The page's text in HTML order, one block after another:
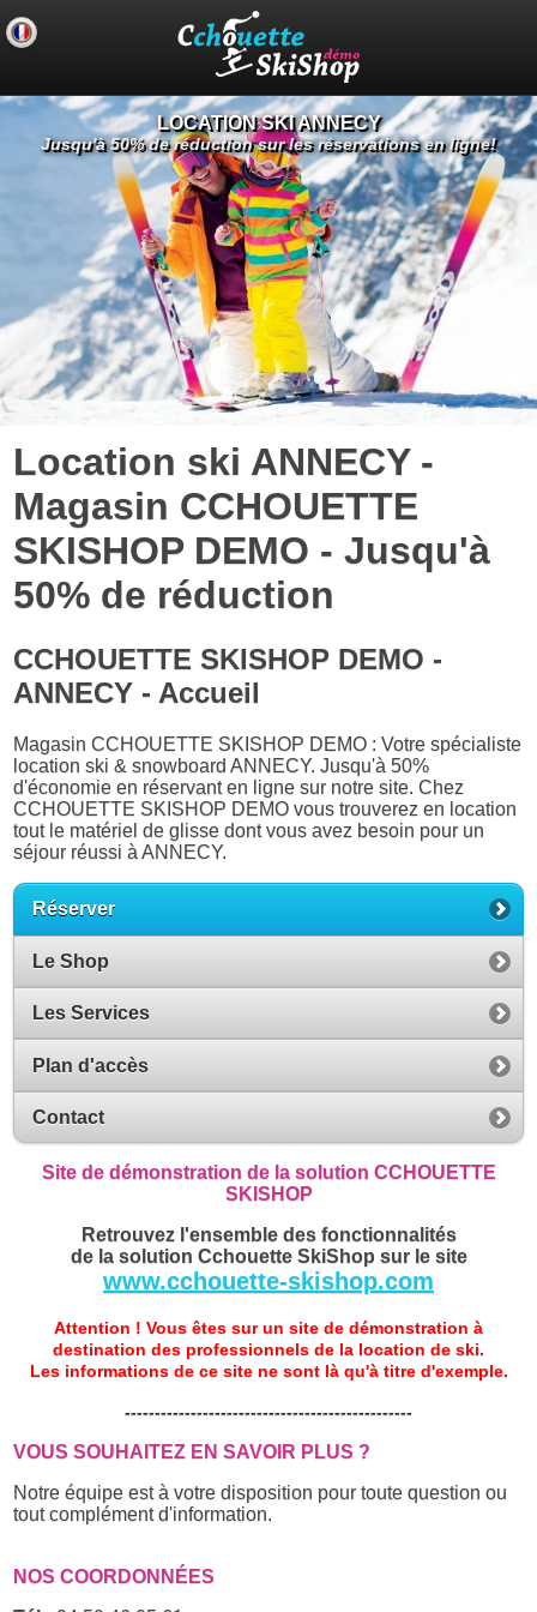
LOCATION SKI ANNECY
Jusqu'à 50% de réduction sur les réservations en ligne!
Location ski ANNECY -
Magasin CCHOUETTE
SKISHOP DEMO - Jusqu'à
50% de réduction
CCHOUETTE SKISHOP DEMO -
ANNECY - Accueil
Magasin CCHOUETTE SKISHOP DEMO : Votre spécialiste
location ski & snowboard ANNECY. Jusqu'à 50%
d'économie en réservant en ligne sur notre site. Chez
CCHOUETTE SKISHOP DEMO vous trouverez en location
tout le matériel de glisse dont vous avez besoin pour un
séjour réussi à ANNECY.
Réserver
Le Shop
Les Services
Plan d'accès
Contact
Site de démonstration de la solution CCHOUETTE
SKISHOP
Retrouvez l'ensemble des fonctionnalités
de la solution Cchouette SkiShop sur le site
www.cchouette-skishop.com
Attention ! Vous êtes sur un site de démonstration à
destination des professionnels de la location de ski.
Les informations de ce site ne sont là qu'à titre d'exemple.
------------------------------------------------
VOUS SOUHAITEZ EN SAVOIR PLUS ?
Notre équipe est à votre disposition pour toute question ou
tout complément d'information.
NOS COORDONNÉES